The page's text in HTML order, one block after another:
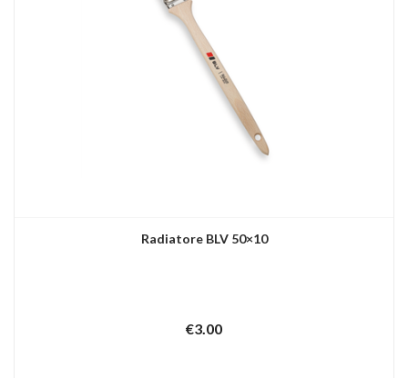
Radiatore BLV 50×10
€3.00